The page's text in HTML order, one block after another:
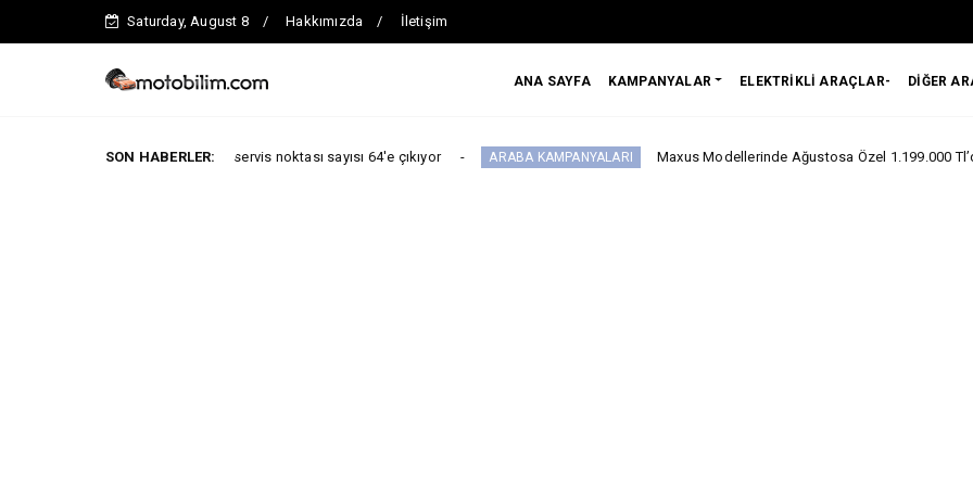
Saturday, August 8 Hakkımızda İletişim
ANA SAYFA KAMPANYALAR ELEKTRİKLİ ARAÇLAR- DİĞER
SON HABERLER:
kadar toplam servis noktası sayısı 64'e çıkıyor ARABA KAMPANYALARI Maxus Modellerinde Ağustosa Özel 1.199.000 Tl’den Başlayan